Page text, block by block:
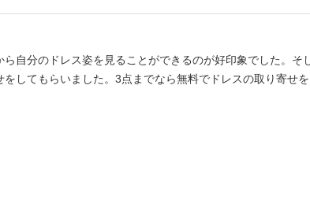
自分のドレス姿を見ることができるのが好印象でした。そ
してもらいました。3点までなら無料でドレスの取り寄せ